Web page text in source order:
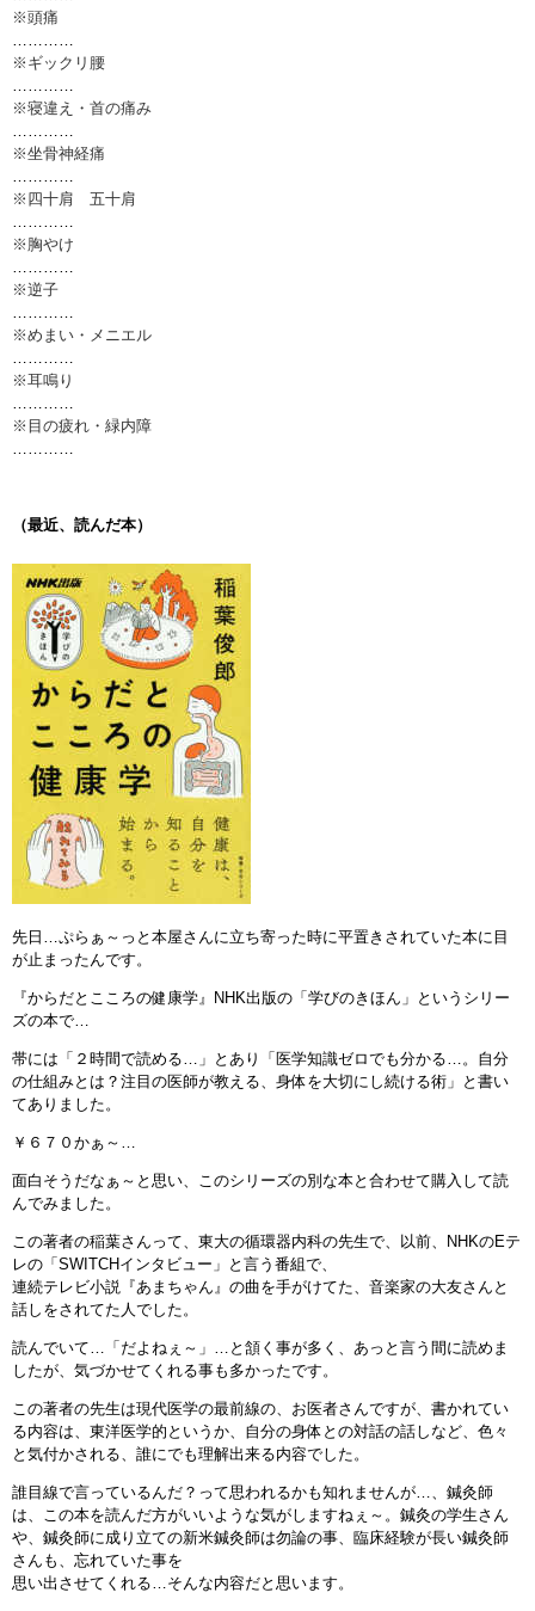
※頭痛
…………
※ギックリ腰
…………
※寝違え・首の痛み
…………
※坐骨神経痛
…………
※四十肩 五十肩
…………
※胸やけ
…………
※逆子
…………
※めまい・メニエル
…………
※耳鳴り
…………
※目の疲れ・緑内障
…………
（最近、読んだ本）
先日…ぷらぁ～っと本屋さんに立ち寄った時に平置きされていた本に目
が止まったんです。
『からだとこころの健康学』NHK出版の「学びのきほん」というシリー
ズの本で…
帯には「２時間で読める…」とあり「医学知識ゼロでも分かる…。自分
の仕組みとは？注目の医師が教える、身体を大切にし続ける術」と書い
てありました。
￥６７０かぁ～…
面白そうだなぁ～と思い、このシリーズの別な本と合わせて購入して読
んでみました。
この著者の稲葉さんって、東大の循環器内科の先生で、以前、NHKのEテ
レの「SWITCHインタビュー」と言う番組で、
連続テレビ小説『あまちゃん』の曲を手がけてた、音楽家の大友さんと
話しをされてた人でした。
読んでいて…「だよねぇ～」…と頷く事が多く、あっと言う間に読めま
したが、気づかせてくれる事も多かったです。
この著者の先生は現代医学の最前線の、お医者さんですが、書かれてい
る内容は、東洋医学的というか、自分の身体との対話の話しなど、色々
と気付かされる、誰にでも理解出来る内容でした。
誰目線で言っているんだ？って思われるかも知れませんが…、鍼灸師
は、この本を読んだ方がいいような気がしますねぇ～。鍼灸の学生さん
や、鍼灸師に成り立ての新米鍼灸師は勿論の事、臨床経験が長い鍼灸師
さんも、忘れていた事を
思い出させてくれる…そんな内容だと思います。